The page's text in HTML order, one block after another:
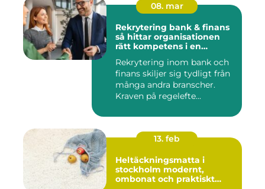
08. mar
Rekrytering bank & finans
så hittar organisationen
rätt kompetens i en
Rekrytering inom bank och
finans skiljer sig tydligt från
många andra branscher.
Kraven på regelefte...
13. feb
Heltäckningsmatta i
stockholm modernt,
ombonat och praktiskt